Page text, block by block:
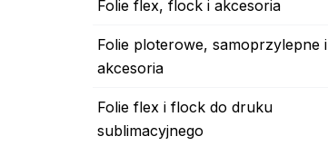
Folie flex, flock i akcesoria
Folie ploterowe, samoprzylepne i
akcesoria
Folie flex i flock do druku
sublimacyjnego